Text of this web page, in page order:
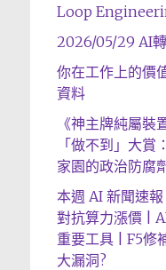
Loop
2026/05/29 AI
你在工作上的價
資料
《神主牌純屬裝
「做不到」大
家園的政治防腐
本週 AI 新聞速報
對抗算力漲價 |
重要工具 | F5修
大漏洞?